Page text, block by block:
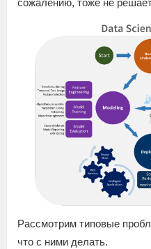
сожалению, тоже не
Рассмотрим типовые
что с ними делать.